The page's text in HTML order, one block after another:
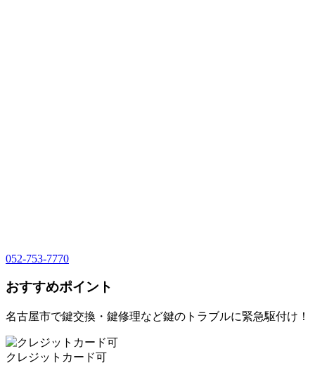
052-753-7770
おすすめポイント
名古屋市で鍵交換・鍵修理など鍵のトラブルに緊急駆付け！
クレジットカード可